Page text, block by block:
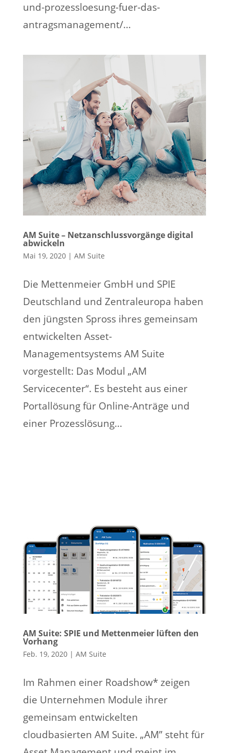
und-prozessloesung-fuer-das-
antragsmanagement/...
AM Suite – Netzanschlussvorgänge digital
abwickeln
Mai 19, 2020| AM Suite
Die Mettenmeier GmbH und SPIE
Deutschland und Zentraleuropa haben
den jüngsten Spross ihres gemeinsam
entwickelten Asset-
Managementsystems AM Suite
vorgestellt: Das Modul „AM
Servicecenter“. Es besteht aus einer
Portallösung für Online-Anträge und
einer Prozesslösung...
AM Suite: SPIE und Mettenmeier lüften den
Vorhang
Feb. 19, 2020| AM Suite
Im Rahmen einer Roadshow* zeigen
die Unternehmen Module ihrer
gemeinsam entwickelten
cloudbasierten AM Suite. „AM” steht für